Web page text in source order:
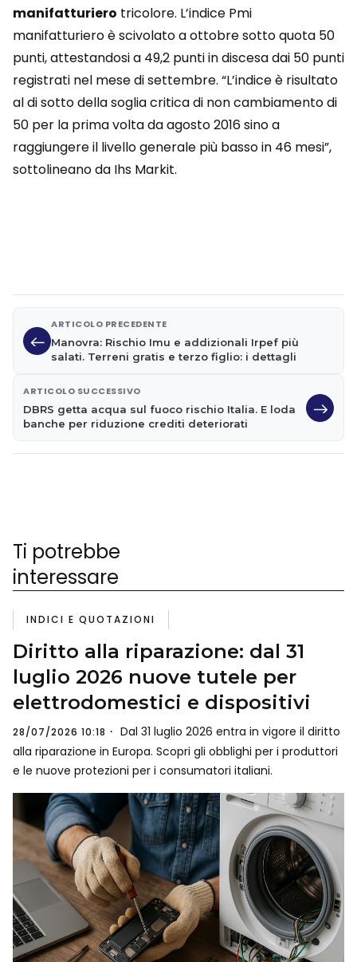
manifatturiero tricolore. L’indice Pmi
manifatturiero è scivolato a ottobre sotto quota 50
punti, attestandosi a 49,2 punti in discesa dai 50 punti
registrati nel mese di settembre. “L’indice è risultato
al di sotto della soglia critica di non cambiamento di
50 per la prima volta da agosto 2016 sino a
raggiungere il livello generale più basso in 46 mesi”,
sottolineano da Ihs Markit.
ARTICOLO PRECEDENTE
Manovra: Rischio Imu e addizionali Irpef più
salati. Terreni gratis e terzo figlio: i dettagli
ARTICOLO SUCCESSIVO
DBRS getta acqua sul fuoco rischio Italia. E loda
banche per riduzione crediti deteriorati
Ti potrebbe
interessare
INDICI E QUOTAZIONI
Diritto alla riparazione: dal 31
luglio 2026 nuove tutele per
elettrodomestici e dispositivi
28/07/2026 10:18
Dal 31 luglio 2026 entra in vigore il diritto
alla riparazione in Europa. Scopri gli obblighi per i produttori
e le nuove protezioni per i consumatori italiani.